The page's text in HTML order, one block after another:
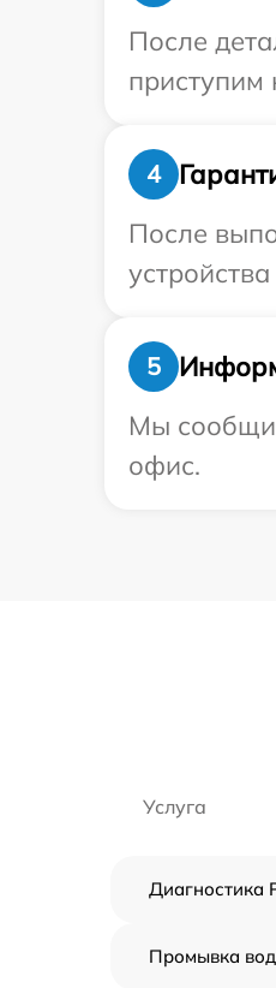
После
приступим
4
После
5
Мы
офис.
Услуга
Диагностика
Промывка